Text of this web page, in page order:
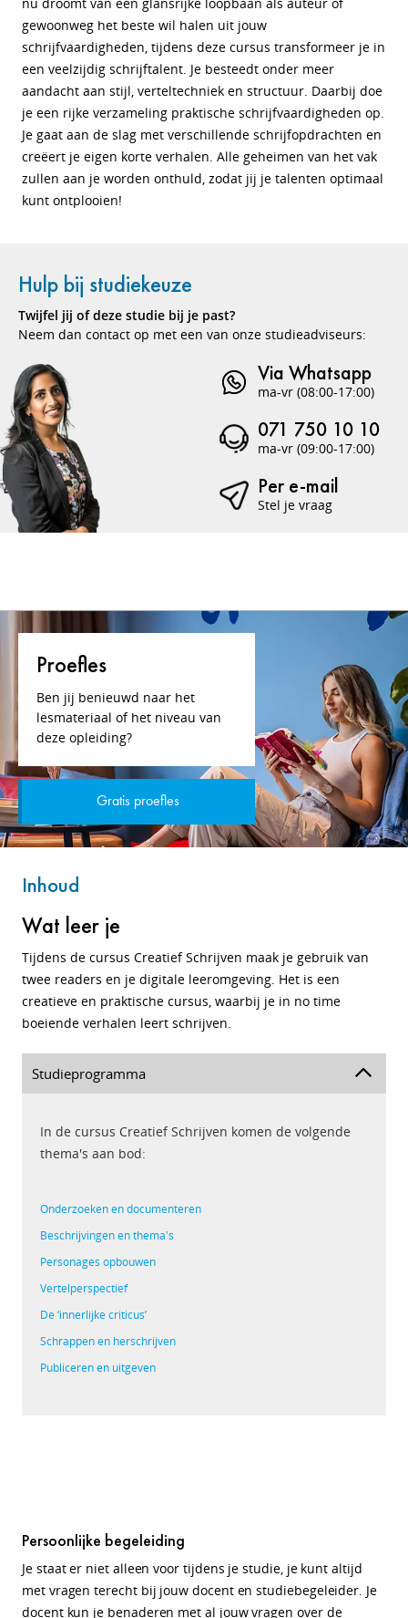
gewoonweg het beste wil halen uit jouw
schrijfvaardigheden, tijdens deze cursus transformeer je in
een veelzijdig schrijftalent. Je besteedt onder meer
aandacht aan stijl, verteltechniek en structuur. Daarbij doe
je een rijke verzameling praktische schrijfvaardigheden op.
Je gaat aan de slag met verschillende schrijfopdrachten en
creëert je eigen korte verhalen. Alle geheimen van het vak
zullen aan je worden onthuld, zodat jij je talenten optimaal
kunt ontplooien!
Hulp bij studiekeuze
Twijfel jij of deze studie bij je past?
Neem dan contact op met een van onze studieadviseurs:
Via Whatsapp
ma-vr (08:00-17:00)
071 750 10 10
ma-vr (09:00-17:00)
Per e-mail
Stel je vraag
Proefles
Ben jij benieuwd naar het
lesmateriaal of het niveau van
deze opleiding?
Gratis proefles
Inhoud
Wat leer je
Tijdens de cursus Creatief Schrijven maak je gebruik van
twee readers en je digitale leeromgeving. Het is een
creatieve en praktische cursus, waarbij je in no time
boeiende verhalen leert schrijven.
Studieprogramma
In de cursus Creatief Schrijven komen de volgende
thema's aan bod:
Onderzoeken en documenteren
Beschrijvingen en thema's
Personages opbouwen
Vertelperspectief
De ‘innerlijke criticus’
Schrappen en herschrijven
Publiceren en uitgeven
Persoonlijke begeleiding
Je staat er niet alleen voor tijdens je studie, je kunt altijd
met vragen terecht bij jouw docent en studiebegeleider. Je
docent kun je benaderen met al jouw vragen over de